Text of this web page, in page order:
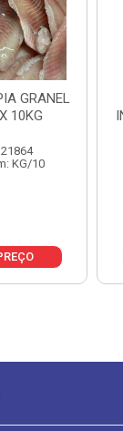
GRANEL
10KG
KG/10